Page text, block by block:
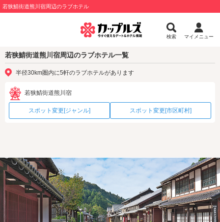
若狭鯖街道熊川宿周辺のラブホテル
検索 マイメニュー
若狭鯖街道熊川宿周辺のラブホテル一覧
半径30km圏内に5軒のラブホテルがあります
若狭鯖街道熊川宿
スポット変更[ジャンル] スポット変更[市区町村]